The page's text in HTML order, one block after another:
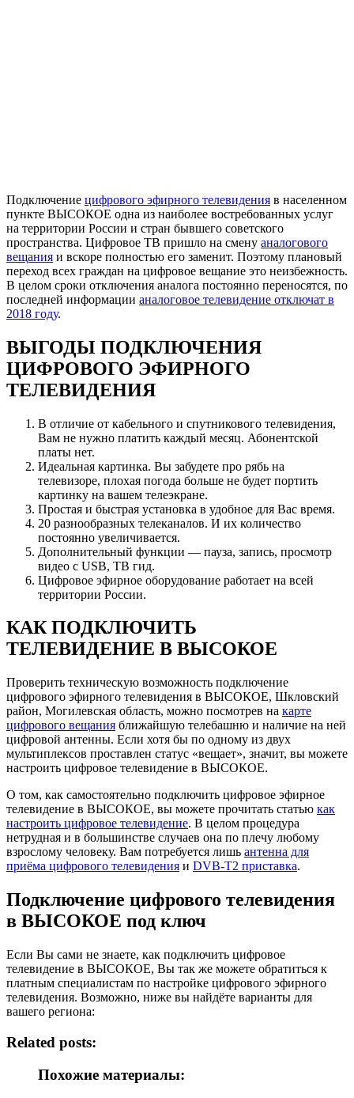
Подключение цифрового эфирного телевидения в населенном
пункте ВЫСОКОЕ одна из наиболее востребованных услуг
на территории России и стран бывшего советского
пространства. Цифровое ТВ пришло на смену аналогового
вещания и вскоре полностью его заменит. Поэтому плановый
переход всех граждан на цифровое вещание это неизбежность.
В целом сроки отключения аналога постоянно переносятся, по
последней информации аналоговое телевидение отключат в
2018 году.
ВЫГОДЫ ПОДКЛЮЧЕНИЯ
ЦИФРОВОГО ЭФИРНОГО
ТЕЛЕВИДЕНИЯ
В отличие от кабельного и спутникового телевидения,
Вам не нужно платить каждый месяц. Абонентской
платы нет.
Идеальная картинка. Вы забудете про рябь на
телевизоре, плохая погода больше не будет портить
картинку на вашем телеэкране.
Простая и быстрая установка в удобное для Вас время.
20 разнообразных телеканалов. И их количество
постоянно увеличивается.
Дополнительный функции — пауза, запись, просмотр
видео с USB, ТВ гид.
Цифровое эфирное оборудование работает на всей
территории России.
КАК ПОДКЛЮЧИТЬ
ТЕЛЕВИДЕНИЕ В ВЫСОКОЕ
Проверить техническую возможность подключение
цифрового эфирного телевидения в ВЫСОКОЕ, Шкловский
район, Могилевская область, можно посмотрев на карте
цифрового вещания ближайшую телебашню и наличие на ней
цифровой антенны. Если хотя бы по одному из двух
мультиплексов проставлен статус «вещает», значит, вы можете
настроить цифровое телевидение в ВЫСОКОЕ.
О том, как самостоятельно подключить цифровое эфирное
телевидение в ВЫСОКОЕ, вы можете прочитать статью как
настроить цифровое телевидение. В целом процедура
нетрудная и в большинстве случаев она по плечу любому
взрослому человеку. Вам потребуется лишь антенна для
приёма цифрового телевидения и DVB-T2 приставка.
Подключение цифрового телевидения
в ВЫСОКОЕ под ключ
Если Вы сами не знаете, как подключить цифровое
телевидение в ВЫСОКОЕ, Вы так же можете обратиться к
платным специалистам по настройке цифрового эфирного
телевидения. Возможно, ниже вы найдёте варианты для
вашего региона:
Related posts:
Похожие материалы: